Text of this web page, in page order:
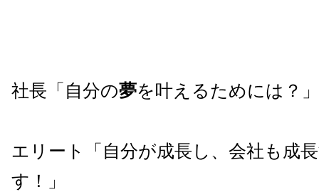
社長「自分の夢を叶えるためには？」
エリート「自分が成長し、会社も成
す！」